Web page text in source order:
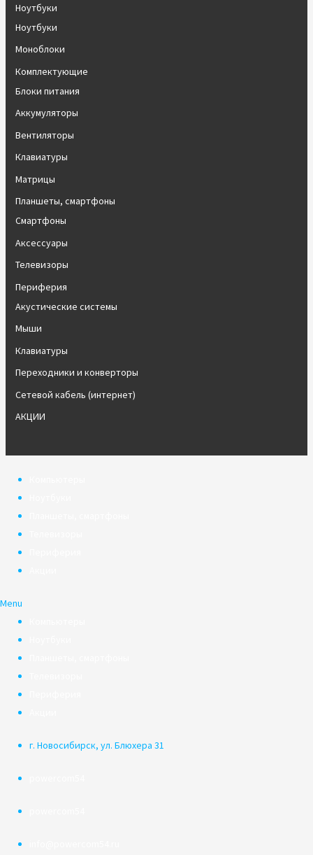
Ноутбуки
Ноутбуки
Моноблоки
Комплектующие
Блоки питания
Аккумуляторы
Вентиляторы
Клавиатуры
Матрицы
Планшеты, смартфоны
Смартфоны
Аксессуары
Телевизоры
Периферия
Акустические системы
Мыши
Клавиатуры
Переходники и конверторы
Сетевой кабель (интернет)
АКЦИИ
Menu
г. Новосибирск, ул. Блюхера 31